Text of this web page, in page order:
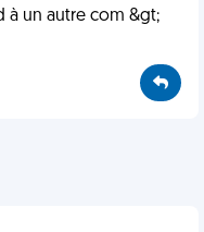
à un autre com &gt;